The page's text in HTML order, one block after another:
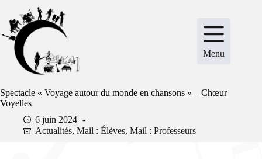
contenu
Menu
Spectacle « Voyage autour du monde en chansons » – Chœur
Voyelles
6 juin 2024
Actualités, Mail : Élèves, Mail : Professeurs